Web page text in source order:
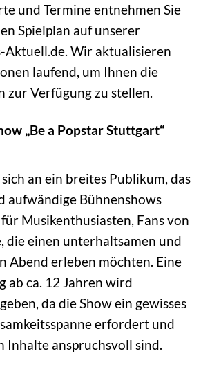
und Termine entnehmen Sie
Spielplan auf unserer
Aktuell.de. Wir aktualisieren
laufend, um Ihnen die
zur Verfügung zu stellen.
„Be a Popstar Stuttgart“
an ein breites Publikum, das
aufwändige Bühnenshows
Musikenthusiasten, Fans von
die einen unterhaltsamen und
Abend erleben möchten. Eine
ab ca. 12 Jahren wird
da die Show ein gewisses
erfordert und
Inhalte anspruchsvoll sind.